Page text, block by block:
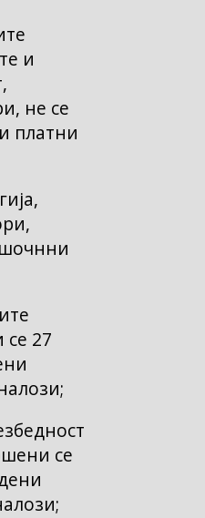
и
не се
платни
27
се